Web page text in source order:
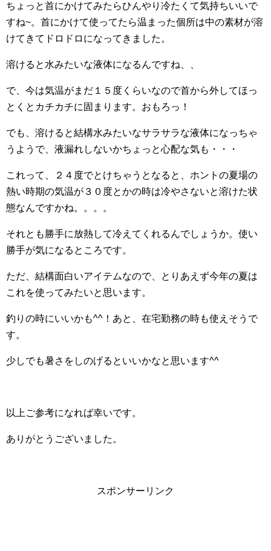
ちょっと首にかけてみたらひんやり冷たくて気持ちいいで
すね~。首にかけて使ってたら温まった個所は中の素材が溶
けてきてドロドロになってきました。
溶けると水みたいな液体になるんですね、、
で、今は気温がまだ１５度くらいなので首から外してほっ
とくとカチカチに固まります。おもろっ！
でも、溶けると結構水みたいなサラサラな液体になっちゃ
うようで、液漏れしないかちょっと心配な気も・・・
これって、２４度でとけちゃうとなると、ホントの夏場の
熱い時期の気温が３０度とかの時は冷やさないと溶けた状
態なんですかね。。。。
それとも勝手に放熱して冷えてくれるんでしょうか。使い
勝手が気になるところです。
ただ、結構面白いアイテムなので、とりあえず今年の夏は
これを使ってみたいと思います。
釣りの時にいいかも^^！あと、在宅勤務の時も使えそうで
す。
少しでも暑さをしのげるといいかなと思います^^
以上ご参考になれば幸いです。
ありがとうございました。
スポンサーリンク